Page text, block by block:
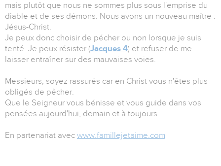
mais plutôt que nous ne sommes plus sous l'emprise du
diable et de ses démons. Nous avons un nouveau maître :
Jésus-Christ.
Je peux donc choisir de pécher ou non lorsque je suis
tenté. Je peux résister (Jacques 4) et refuser de me
laisser entraîner sur des mauvaises voies.
Messieurs, soyez rassurés car en Christ vous n'êtes plus
obligés de pêcher.
Que le Seigneur vous bénisse et vous guide dans vos
pensées aujourd'hui, demain et à toujours...
En partenariat avec www.famillejetaime.com